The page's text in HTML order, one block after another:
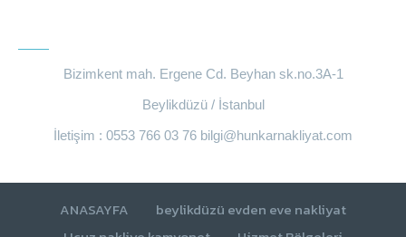
Bizimkent mah. Ergene Cd. Beyhan sk.no.3A-1
Beylikdüzü / İstanbul
İletişim : 0553 766 03 76 bilgi@hunkarnakliyat.com
ANASAYFA
beylikdüzü evden eve nakliyat